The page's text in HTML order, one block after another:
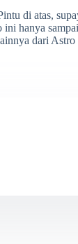
di atas,
hanya
dari Astro